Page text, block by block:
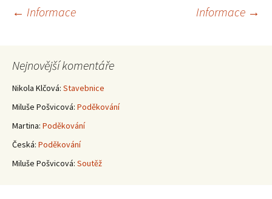
Navigace
pro
příspěvky
← Informace Informace →
Nejnovější komentáře
Nikola Klčová: Stavebnice
Miluše Pošvicová: Poděkování
Martina: Poděkování
Česká: Poděkování
Miluše Pošvicová: Soutěž